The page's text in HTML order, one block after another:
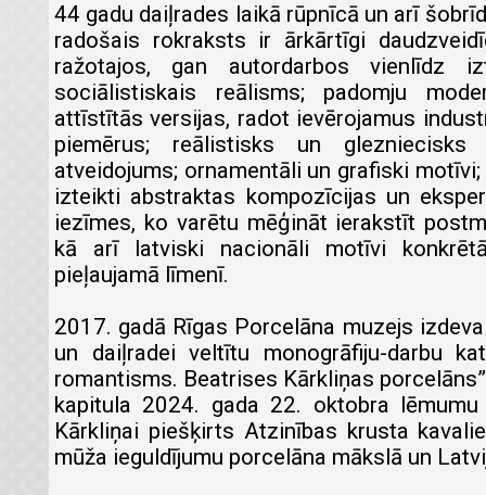
44 gadu daiļrades laikā rūpnīcā un arī
radošais rokraksts ir ārkārtīgi
ražotajos, gan autordarbos vienlīdz
sociālistiskais reālisms; padomju
attīstītās versijas, radot ievērojamus
piemērus; reālistisks un
atveidojums; ornamentāli un grafiski
izteikti abstraktas kompozīcijas un
iezīmes, ko varētu mēģināt ierakstīt
kā arī latviski nacionāli motīvi
pieļaujamā līmenī.
2017. gadā Rīgas Porcelāna muzejs
un daiļradei veltītu monogrāfiju-darbu
romantisms. Beatrises Kārkliņas
kapitula 2024. gada 22. oktobra
Kārkliņai piešķirts Atzinības krusta
mūža ieguldījumu porcelāna mākslā un